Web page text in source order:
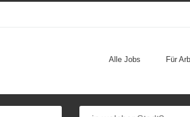
Alle Jobs Für